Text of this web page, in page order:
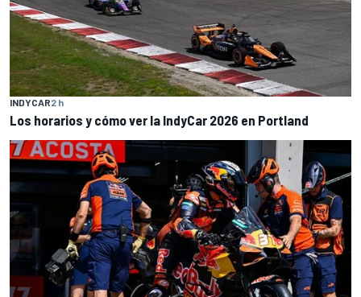
INDYCAR2 h
Los horarios y cómo ver la IndyCar 2026 en Portland